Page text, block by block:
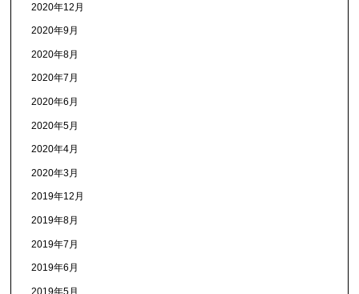
2020年12月
2020年9月
2020年8月
2020年7月
2020年6月
2020年5月
2020年4月
2020年3月
2019年12月
2019年8月
2019年7月
2019年6月
2019年5月